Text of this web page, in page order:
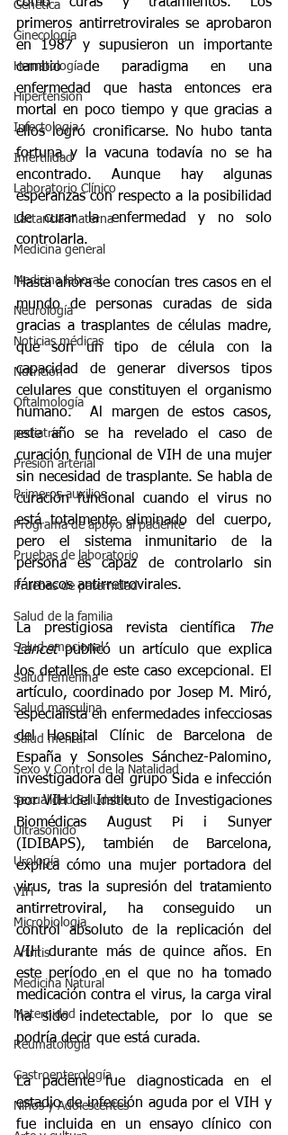
Genética
Ginecología
Hematología
Hipertensión
Infectologia
Infertilidad
Laboratorio Clínico
Lactancia materna
Medicina general
Medicina laboral
Neurología
Noticias médicas
Nutrición
Oftalmología
pediatría
Presión arterial
Primeros auxilios
Programa de apoyo al paciente
Pruebas de laboratorio
Pruebas de paternidad
Salud de la familia
Salud emocional
Salud femenina
Salud masculina
Salud mental
Sexo y Control de la Natalidad
Sexualidad Saludable
Ultrasonido
Urología
VIH
Microbiologia
Artritis
Medicina Natural
Maternidad
Reumatología
Gastroenterología
Niños y Adolescentes
primeros antirretrovirales se aprobaron
en 1987 y supusieron un importante
cambio de paradigma en una
enfermedad que hasta entonces era
mortal en poco tiempo y que gracias a
ellos logró cronificarse. No hubo tanta
fortuna y la vacuna todavía no se ha
encontrado. Aunque hay algunas
esperanzas con respecto a la posibilidad
de curar la enfermedad y no solo
controlarla.
Hasta ahora se conocían tres casos en el
mundo de personas curadas de sida
gracias a trasplantes de células madre,
que son un tipo de célula con la
capacidad de generar diversos tipos
celulares que constituyen el organismo
humano.  Al margen de estos casos,
este año se ha revelado el caso de
curación funcional de VIH de una mujer
sin necesidad de trasplante. Se habla de
curación funcional cuando el virus no
está totalmente eliminado del cuerpo,
pero el sistema inmunitario de la
persona es capaz de controlarlo sin
fármacos antirretrovirales.
La prestigiosa revista científica
The
Lancet publicó un artículo que explica
los detalles de este caso excepcional. El
artículo, coordinado por Josep M. Miró,
especialista en enfermedades infecciosas
del Hospital Clínic de Barcelona de
España y Sonsoles Sánchez-Palomino,
investigadora del grupo Sida e infección
por VIH del Instituto de Investigaciones
Biomédicas August Pi i Sunyer
(IDIBAPS), también de Barcelona,
explica cómo una mujer portadora del
virus, tras la supresión del tratamiento
antirretroviral, ha conseguido un
control absoluto de la replicación del
VIH durante más de quince años. En
este período en el que no ha tomado
medicación contra el virus, la carga viral
ha sido indetectable, por lo que se
podría decir que está curada.
La paciente fue diagnosticada en el
estadio de infección aguda por el VIH y
fue incluida en un ensayo clínico con